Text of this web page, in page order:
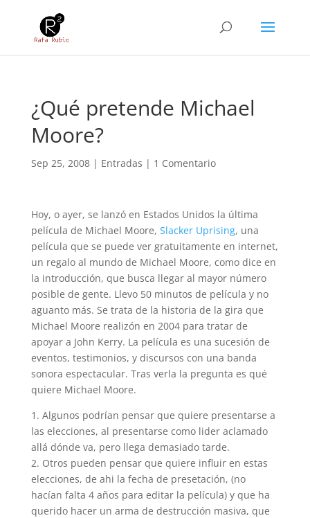
¿Qué pretende Michael
Moore?
Sep 25, 2008| Entradas | 1 Comentario
Hoy, o ayer, se lanzó en Estados Unidos la última
película de Michael Moore, Slacker Uprising, una
película que se puede ver gratuitamente en internet,
un regalo al mundo de Michael Moore, como dice en
la introducción, que busca llegar al mayor número
posible de gente. Llevo 50 minutos de película y no
aguanto más. Se trata de la historia de la gira que
Michael Moore realizón en 2004 para tratar de
apoyar a John Kerry. La película es una sucesión de
eventos, testimonios, y discursos con una banda
sonora espectacular. Tras verla la pregunta es qué
quiere Michael Moore.
1. Algunos podrían pensar que quiere presentarse a
las elecciones, al presentarse como lider aclamado
allá dónde va, pero llega demasiado tarde.
2. Otros pueden pensar que quiere influir en estas
elecciones, de ahi la fecha de presetación, (no
hacían falta 4 años para editar la película) y que ha
querido hacer un arma de destrucción masiva, que